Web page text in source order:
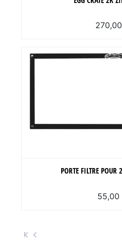
PORTE FILTRE POUR
55,00